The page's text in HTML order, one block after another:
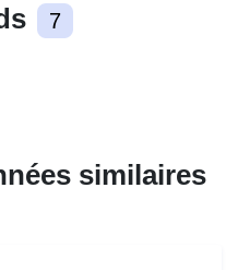
7
similaires